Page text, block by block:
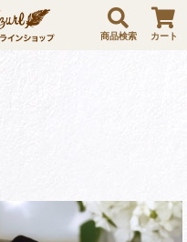
商品検索 カート